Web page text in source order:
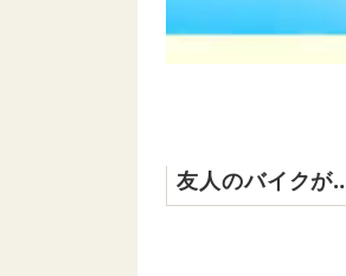
友人のバイク